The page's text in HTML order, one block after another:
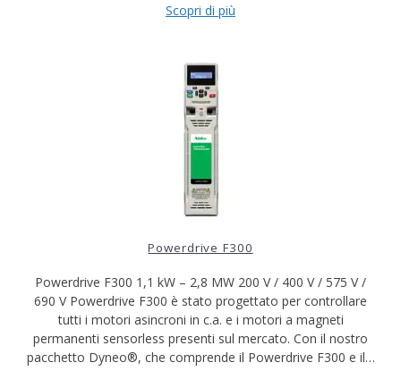
Scopri di più
Powerdrive F300
Powerdrive F300 1,1 kW – 2,8 MW 200 V / 400 V / 575 V /
690 V Powerdrive F300 è stato progettato per controllare
tutti i motori asincroni in c.a. e i motori a magneti
permanenti sensorless presenti sul mercato. Con il nostro
pacchetto Dyneo®, che comprende il Powerdrive F300 e il…